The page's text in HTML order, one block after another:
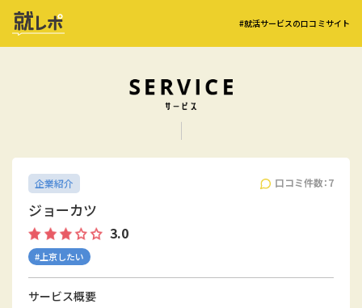
#就活サービスの口コミサイト
口コミ件数：7
企業紹介
ジョーカツ
3.0
#上京したい
サービス概要